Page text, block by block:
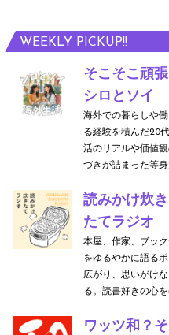
WEEKLY PICKUP!!
そこそこ頑
シロとソイ
海外での暮らしや
る経験を積んだ20
活のリアルや価値
づきが詰まった等身
読みかけ炊
たてラジオ
本屋、作家、ブッ
をゆるやかに語る
広がり、思いがけ
る。読書好きの心
ワッツ和？